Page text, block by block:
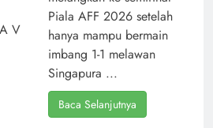
V
Piala AFF 2026 setelah
hanya mampu bermain
imbang 1-1 melawan
Singapura ...
Baca Selanjutnya